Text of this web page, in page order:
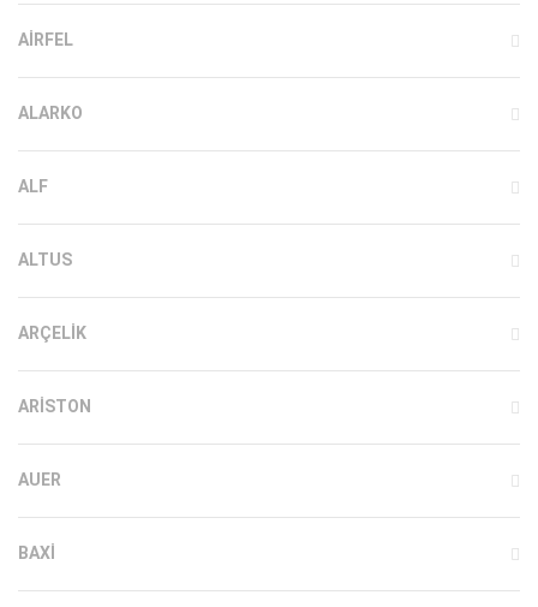
AIRFEL
ALARKO
ALF
ALTUS
ARÇELIK
ARISTON
AUER
BAXI